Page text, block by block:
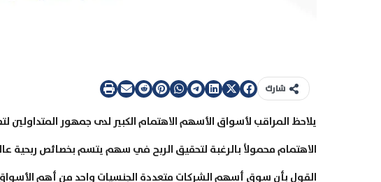
شارك
يلاحظ المراقب لأسواق الأسهم الاهتمام الكبير لدى جمهور المتداولين
الاهتمام محمولاً بالرغبة لتحقيق الربح في سهم يتسم بخصائص ربحية
القول بأن سوق أسهم الشركات متعددة الجنسيات واحد من أهم الأسواق